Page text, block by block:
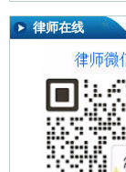
律师在线